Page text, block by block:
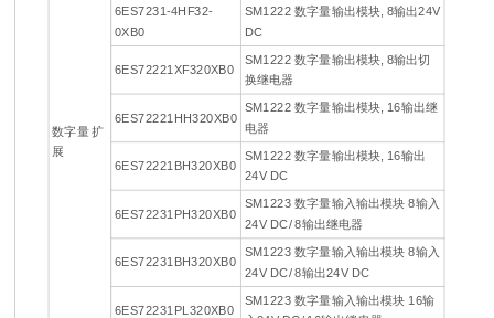
数字量 扩
展
6ES7231-4HF32-
0XB0
SM1222 数字量输出模块, 8输出24V
DC
6ES72221XF320XB0
SM1222 数字量输出模块, 8输出切
换继电器
6ES72221HH320XB0
SM1222 数字量输出模块, 16输出继
电器
6ES72221BH320XB0
SM1222 数字量输出模块, 16输出
24V DC
6ES72231PH320XB0
SM1223 数字量输入输出模块 8输入
24V DC/ 8输出继电器
6ES72231BH320XB0
SM1223 数字量输入输出模块 8输入
24V DC/ 8输出24V DC
6ES72231PL320XB0
SM1223 数字量输入输出模块 16输